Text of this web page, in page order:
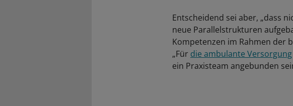
Entscheidend sei aber, „dass
neue Parallelstrukturen
Kompetenzen im Rahmen der
„Für die ambulante Versorgung
ein Praxisteam angebunden